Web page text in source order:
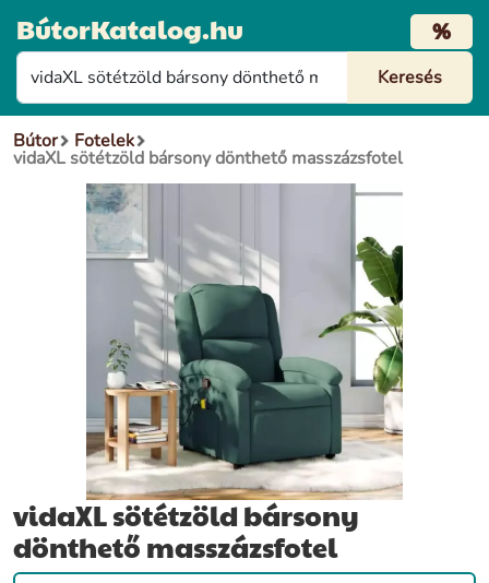
BútorKatalog.hu %
Bútor Fotelek
vidaXL sötétzöld bársony dönthető masszázsfotel
vidaXL sötétzöld bársony
dönthető masszázsfotel